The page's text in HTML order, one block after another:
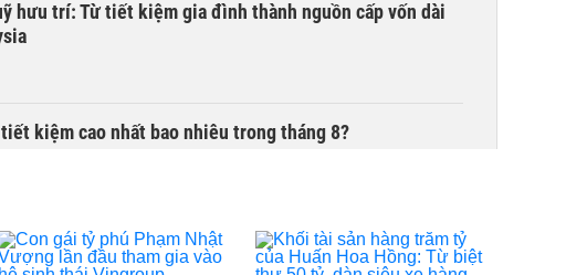
hưu trí: Từ tiết kiệm gia đình thành nguồn cấp vốn dài
kiệm cao nhất bao nhiêu trong tháng 8?
số của Grab ngốn 1,2 tỷ USD nhưng chật vật chưa có